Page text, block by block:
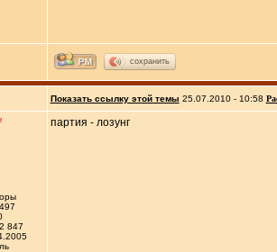
сохранить
Показать ссылку этой темы 25.07.2010 - 10:58
847
партия - лозунг